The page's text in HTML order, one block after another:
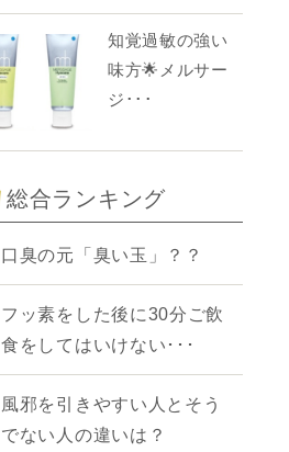
知覚過敏の強い
味方🌟メルサー
ジ･･･
総合ランキング
口臭の元「臭い玉」？？
フッ素をした後に30分ご飲
食をしてはいけない･･･
風邪を引きやすい人とそう
でない人の違いは？